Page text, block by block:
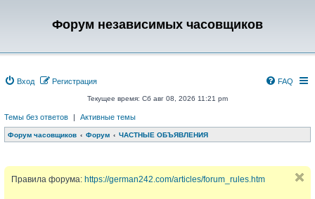
Форум независимых часовщиков
Вход Регистрация FAQ
Текущее время: Сб авг 08, 2026 11:21 pm
Темы без ответов | Активные темы
Форум часовщиков Форум ЧАСТНЫЕ ОБЪЯВЛЕНИЯ
Правила форума: https://german242.com/articles/forum_rules.htm